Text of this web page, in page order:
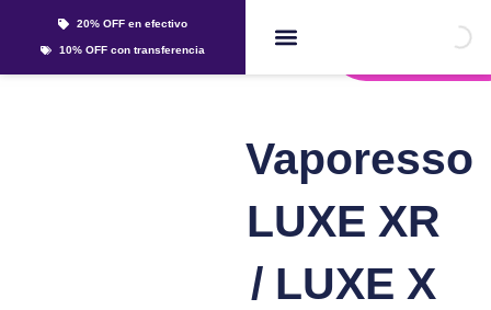
20% OFF en efectivo
10% OFF con transferencia Whatsapp
Vaporesso
LUXE XR
/ LUXE X